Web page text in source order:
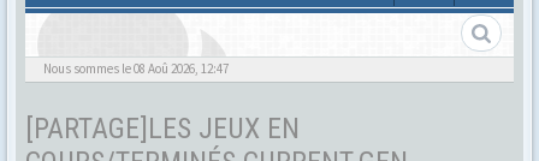
Nous sommes le 08 Aoû 2026, 12:47
[PARTAGE]LES JEUX EN